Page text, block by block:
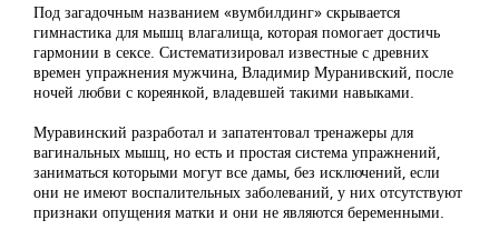
Под загадочным названием «вумбилдинг» скрывается
гимнастика для мышц влагалища, которая помогает достичь
гармонии в сексе. Систематизировал известные с древних
времен упражнения мужчина, Владимир Муранивский, после
ночей любви с кореянкой, владевшей такими навыками.
Муравинский разработал и запатентовал тренажеры для
вагинальных мышц, но есть и простая система упражнений,
заниматься которыми могут все дамы, без исключений, если
они не имеют воспалительных заболеваний, у них отсутствуют
признаки опущения матки и они не являются беременными.